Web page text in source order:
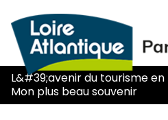
L&#39;avenir du tourisme
Mon plus beau souvenir